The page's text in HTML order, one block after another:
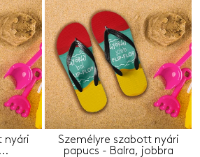
nyári
Személyre szabott nyári
papucs - Balra, jobbra